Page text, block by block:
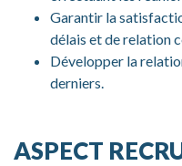
Garantir la
délais et de relation
Développer la
derniers.
ASPECT